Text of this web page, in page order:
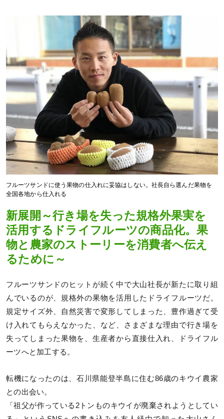
フルーツサンドに使う果物の仕入れに妥協はしない。社長自ら選んだ果物を
全国各地から仕入れる
新展開～行き場を失った規格外果実を
活用するドライフルーツの商品化。果
物と農家のストーリーを消費者へ伝え
るために～
フルーツサンドのヒットが続く中で大山社長が新たに取り組
んでいるのが、規格外の果物を活用したドライフルーツだ。
規定サイズ外、自然災害で変形してしまった、豊作過ぎて受
け入れてもらえなかった、など、さまざまな理由で行き場を
失ってしまった果物を、生産者から直接仕入れ、ドライフル
ーツへと加工する。
転機になったのは、石川県能登半島に住む86歳のキウイ農家
との出会い。
「祖父が作っている2トンものキウイが廃棄されようとしてい